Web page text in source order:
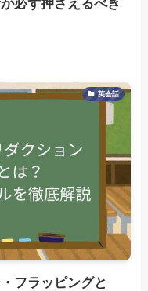
必ず押さえるべき
英会話
フラッピングと